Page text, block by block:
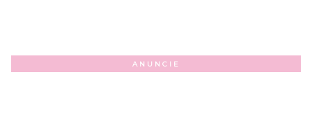
ANUNCIE